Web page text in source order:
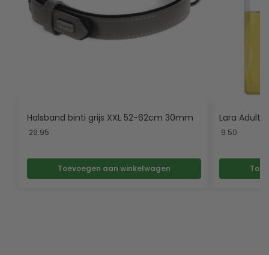
Halsband binti grijs XXL 52-62cm 30mm
29.95
Toevoegen aan winkelwagen
Lara Adult
9.50